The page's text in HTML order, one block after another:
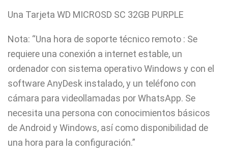
Una Tarjeta WD MICROSD SC 32GB PURPLE
Nota: “Una hora de soporte técnico remoto : Se
requiere una conexión a internet estable, un
ordenador con sistema operativo Windows y con el
software AnyDesk instalado, y un teléfono con
cámara para videollamadas por WhatsApp. Se
necesita una persona con conocimientos básicos
de Android y Windows, así como disponibilidad de
una hora para la configuración.”